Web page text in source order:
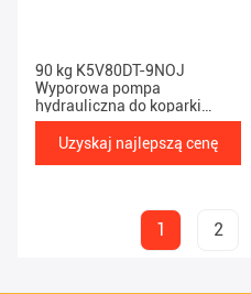
90 kg K5V80DT-9NOJ
Wyporowa pompa
hydrauliczna do koparki
EC145
Uzyskaj najlepszą cenę
1 2